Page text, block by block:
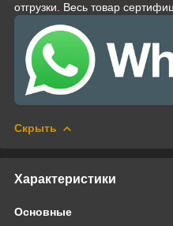
отгрузки. Весь товар
Скрыть
Характеристики
Основные